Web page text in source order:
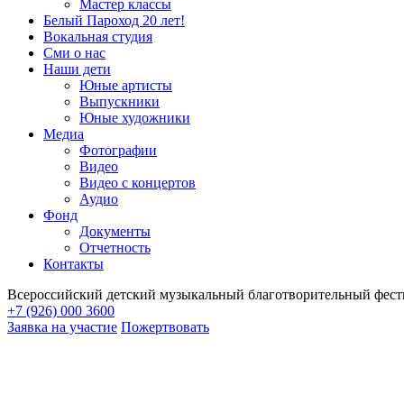
Мастер классы
Белый Пароход 20 лет!
Вокальная студия
Сми о нас
Наши дети
Юные артисты
Выпускники
Юные художники
Медиа
Фотографии
Видео
Видео с концертов
Аудио
Фонд
Документы
Отчетность
Контакты
Всероссийский детский музыкальный благотворительный
+7 (926) 000 3600
Заявка на участие Пожертвовать